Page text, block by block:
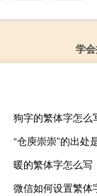
学
狗字的繁体字怎么
“仓庾崇崇”的出处
暖的繁体字怎么写
微信如何设置繁体